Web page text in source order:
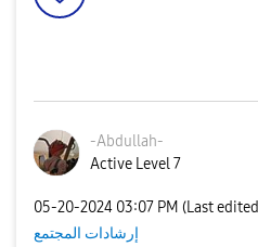
-Abdullah-
Active Level 7
‎05-20-2024 03:07 PM (Last edited
إرشادات المجتمع